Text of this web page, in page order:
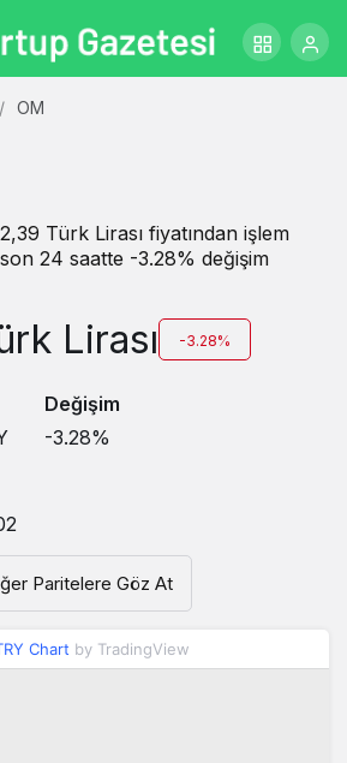
OM
Türk Lirası fiyatından işlem
24 saatte -3.28% değişim
Lirası -3.28%
Değişim
-3.28%
Paritelere Göz At
Chart by TradingView